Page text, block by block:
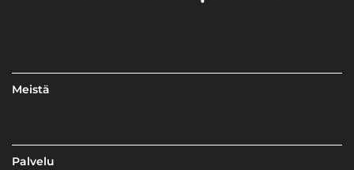
Meistä
Palvelu